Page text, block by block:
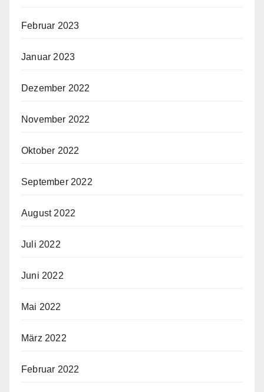
Februar 2023
Januar 2023
Dezember 2022
November 2022
Oktober 2022
September 2022
August 2022
Juli 2022
Juni 2022
Mai 2022
März 2022
Februar 2022